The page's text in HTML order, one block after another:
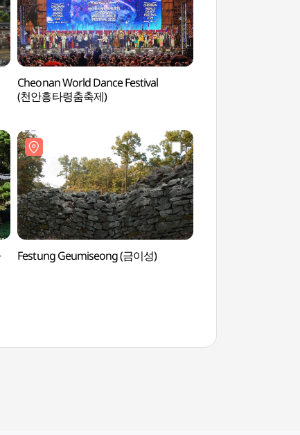
Cheonan World Dance Festival
(천안흥타령춤축제)
Festung Geumiseong (금이성)